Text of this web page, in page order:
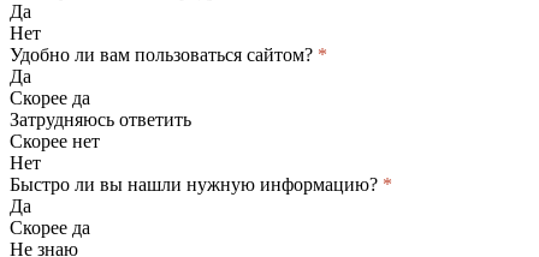
Да
Нет
Удобно ли вам пользоваться сайтом? *
Да
Скорее да
Затрудняюсь ответить
Скорее нет
Нет
Быстро ли вы нашли нужную информацию? *
Да
Скорее да
Не знаю